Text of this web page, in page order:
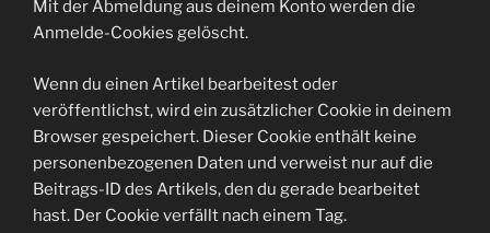
Mit der Abmeldung aus deinem Konto werden die
Anmelde-Cookies gelöscht.
Wenn du einen Artikel bearbeitest oder
veröffentlichst, wird ein zusätzlicher Cookie in deinem
Browser gespeichert. Dieser Cookie enthält keine
personenbezogenen Daten und verweist nur auf die
Beitrags-ID des Artikels, den du gerade bearbeitet
hast. Der Cookie verfällt nach einem Tag.